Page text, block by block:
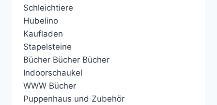
Schleichtiere
Hubelino
Kaufladen
Stapelsteine
Bücher Bücher Bücher
Indoorschaukel
WWW Bücher
Puppenhaus und Zubehör